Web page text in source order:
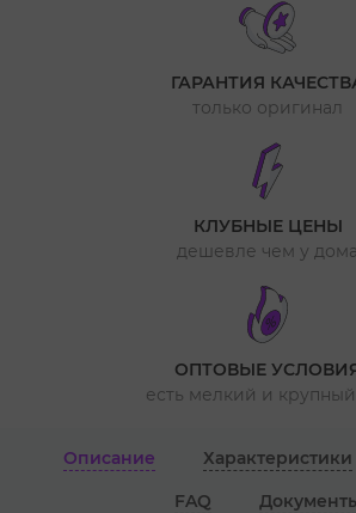
ГАРАНТИЯ
только оригинал
КЛУБНЫЕ ЦЕНЫ
дешевле чем у дома
ОПТОВЫЕ
есть мелкий и
Описание Характеристики
FAQ